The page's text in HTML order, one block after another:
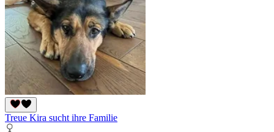
Treue Kira sucht ihre Familie